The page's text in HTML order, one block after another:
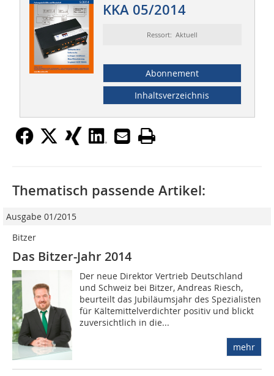
KKA 05/2014
Ressort: Aktuell
Abonnement
Inhaltsverzeichnis
Thematisch passende Artikel:
Ausgabe 01/2015
Bitzer
Das Bitzer-Jahr 2014
Der neue Direktor Vertrieb Deutschland
und Schweiz bei Bitzer, Andreas Riesch,
beurteilt das Jubiläumsjahr des Spezialisten
für Kältemittelverdichter positiv und blickt
zuversichtlich in die...
mehr